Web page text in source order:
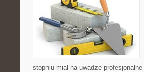
stopniu miał na uwadze